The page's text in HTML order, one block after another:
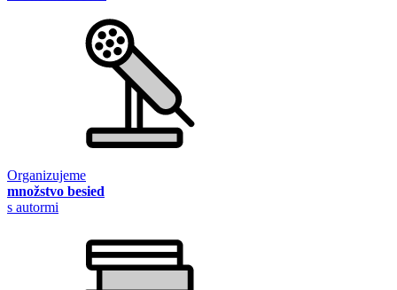
Organizujeme
množstvo besied
s autormi